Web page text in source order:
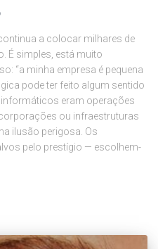
a colocar milhares de
É simples, está muito
“a minha empresa é pequena
pode ter feito algum sentido
eram operações
ou infraestruturas
ilusão perigosa. Os
pelo prestígio — escolhem-